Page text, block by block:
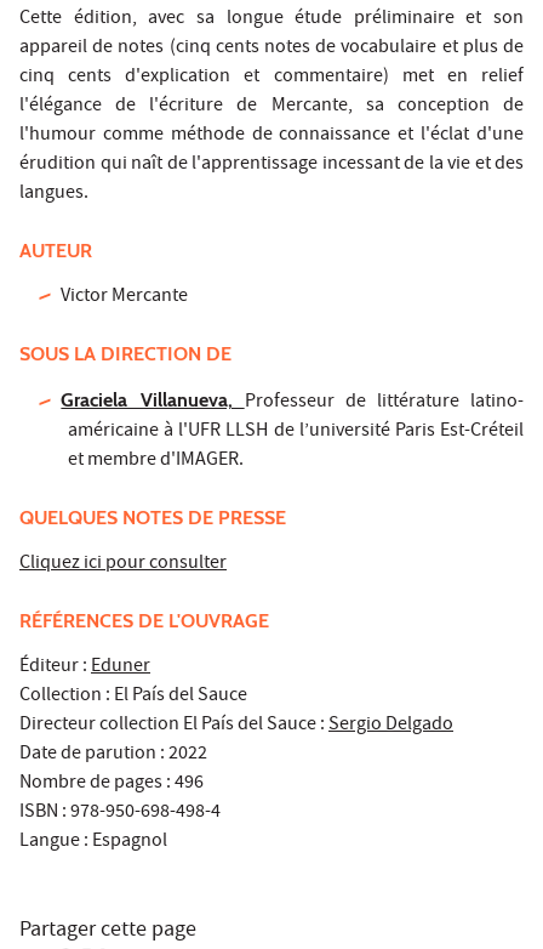
Cette édition, avec sa longue étude préliminaire et son
appareil de notes (cinq cents notes de vocabulaire et plus de
cinq cents d'explication et commentaire) met en relief
l'élégance de l'écriture de Mercante, sa conception de
l'humour comme méthode de connaissance et l'éclat d'une
érudition qui naît de l'apprentissage incessant de la vie et des
langues.
AUTEUR
Victor Mercante
SOUS LA DIRECTION DE
Graciela Villanueva, Professeur de littérature latino-
américaine à l'UFR LLSH de l’université Paris Est-Créteil
et membre d'IMAGER.
QUELQUES NOTES DE PRESSE
Cliquez ici pour consulter
RÉFÉRENCES DE L'OUVRAGE
Éditeur :Eduner
Collection : El País del Sauce
Directeur collection El País del Sauce :Sergio Delgado
Date de parution : 2022
Nombre de pages : 496
ISBN : 978-950-698-498-4
Langue : Espagnol
Partager cette page